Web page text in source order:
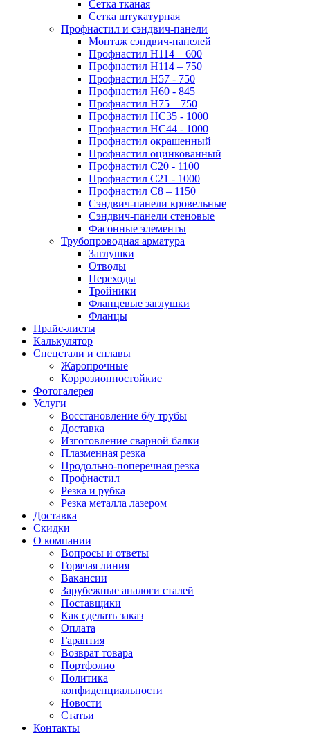
Сетка тканая
Сетка штукатурная
Профнастил и сэндвич-панели
Монтаж сэндвич-панелей
Профнастил Н114 – 600
Профнастил Н114 – 750
Профнастил Н57 - 750
Профнастил Н60 - 845
Профнастил Н75 – 750
Профнастил НС35 - 1000
Профнастил НС44 - 1000
Профнастил окрашенный
Профнастил оцинкованный
Профнастил С20 - 1100
Профнастил С21 - 1000
Профнастил С8 – 1150
Сэндвич-панели кровельные
Сэндвич-панели стеновые
Фасонные элементы
Трубопроводная арматура
Заглушки
Отводы
Переходы
Тройники
Фланцевые заглушки
Фланцы
Прайс-листы
Калькулятор
Спецстали и сплавы
Жаропрочные
Коррозионностойкие
Фотогалерея
Услуги
Восстановление б/у трубы
Доставка
Изготовление сварной балки
Плазменная резка
Продольно-поперечная резка
Профнастил
Резка и рубка
Резка металла лазером
Доставка
Скидки
О компании
Вопросы и ответы
Горячая линия
Вакансии
Зарубежные аналоги сталей
Поставщики
Как сделать заказ
Оплата
Гарантия
Возврат товара
Портфолио
Политика
конфиденциальности
Новости
Статьи
Контакты